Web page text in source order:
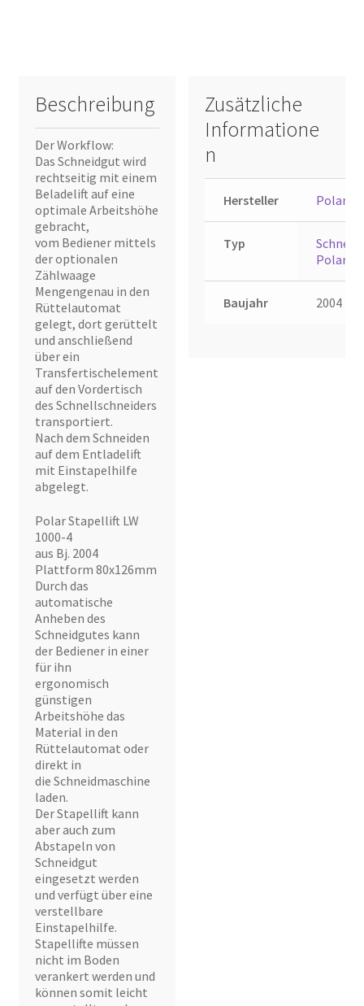
Beschreibung
Der Workflow:
Das Schneidgut wird
rechtseitig mit einem
Beladelift auf eine
optimale Arbeitshöhe
gebracht,
vom Bediener mittels
der optionalen
Zählwaage
Mengengenau in den
Rüttelautomat
gelegt, dort gerüttelt
und anschließend
über ein
Transfertischelement
auf den Vordertisch
des Schnellschneiders
transportiert.
Nach dem Schneiden
auf dem Entladelift
mit Einstapelhilfe
abgelegt.
Polar Stapellift LW
1000-4
aus Bj. 2004
Plattform 80x126mm
Durch das
automatische
Anheben des
Schneidgutes kann
der Bediener in einer
für ihn
ergonomisch
günstigen
Arbeitshöhe das
Material in den
Rüttelautomat oder
direkt in
die Schneidmaschine
laden.
Der Stapellift kann
aber auch zum
Abstapeln von
Schneidgut
eingesetzt werden
und verfügt über eine
verstellbare
Einstapelhilfe.
Stapellifte müssen
nicht im Boden
verankert werden und
können somit leicht
Zusätzliche
Informatione
n
Hersteller Polar
Typ
Polar
Baujahr 2004